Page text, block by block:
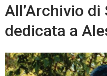
All’Archivio
dedicata a